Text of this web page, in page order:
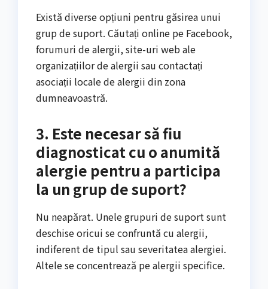
Există diverse opțiuni pentru găsirea unui
grup de suport. Căutați online pe Facebook,
forumuri de alergii, site-uri web ale
organizațiilor de alergii sau contactați
asociații locale de alergii din zona
dumneavoastră.
3. Este necesar să fiu
diagnosticat cu o anumită
alergie pentru a participa
la un grup de suport?
Nu neapărat. Unele grupuri de suport sunt
deschise oricui se confruntă cu alergii,
indiferent de tipul sau severitatea alergiei.
Altele se concentrează pe alergii specifice.